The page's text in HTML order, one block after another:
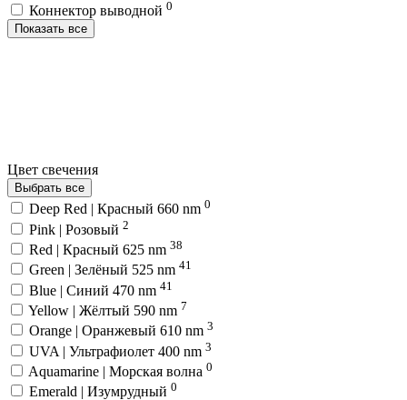
Коннектор выводной 0
Показать все
Цвет свечения
Выбрать все
Deep Red | Красный 660 nm 0
Pink | Розовый 2
Red | Красный 625 nm 38
Green | Зелёный 525 nm 41
Blue | Синий 470 nm 41
Yellow | Жёлтый 590 nm 7
Orange | Оранжевый 610 nm 3
UVA | Ультрафиолет 400 nm 3
Aquamarine | Морская волна 0
Emerald | Изумрудный 0